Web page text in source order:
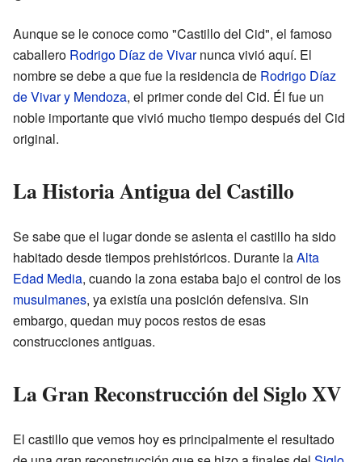
Aunque se le conoce como "Castillo del Cid", el famoso
caballero Rodrigo Díaz de Vivarnunca vivió aquí. El
nombre se debe a que fue la residencia de Rodrigo Díaz
de Vivar y Mendoza, el primer conde del Cid. Él fue un
noble importante que vivió mucho tiempo después del Cid
original.
La Historia Antigua del Castillo
Se sabe que el lugar donde se asienta el castillo ha sido
habitado desde tiempos prehistóricos. Durante laAlta
Edad Media, cuando la zona estaba bajo el control de los
musulmanes, ya existía una posición defensiva. Sin
embargo, quedan muy pocos restos de esas
construcciones antiguas.
La Gran Reconstrucción del Siglo XV
El castillo que vemos hoy es principalmente el resultado